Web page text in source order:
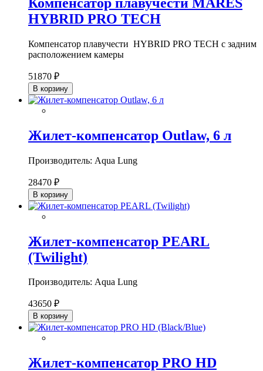
HYBRID PRO TECH
Компенсатор плавучести HYBRID PRO TECH с задним
расположением камеры
51870 ₽
В корзину
Жилет-компенсатор Outlaw, 6 л
Производитель: Aqua Lung
28470 ₽
В корзину
Жилет-компенсатор PEARL
(Twilight)
Производитель: Aqua Lung
43650 ₽
В корзину
Жилет-компенсатор PRO HD